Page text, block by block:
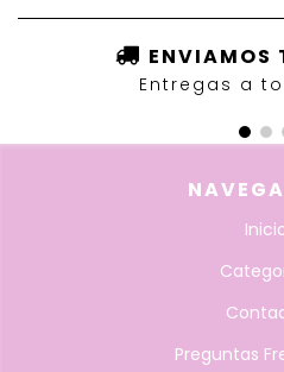
ENVIAMOS
Entregas a
Preguntas